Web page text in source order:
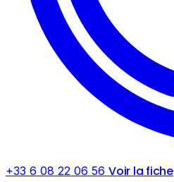
+33 6 08 22 06 56 Voir la fiche